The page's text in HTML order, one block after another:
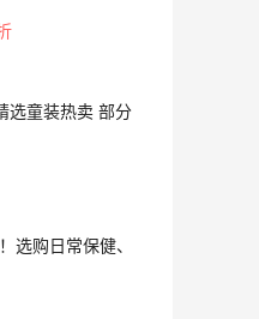
选童装热卖 部分
选购日常保健、